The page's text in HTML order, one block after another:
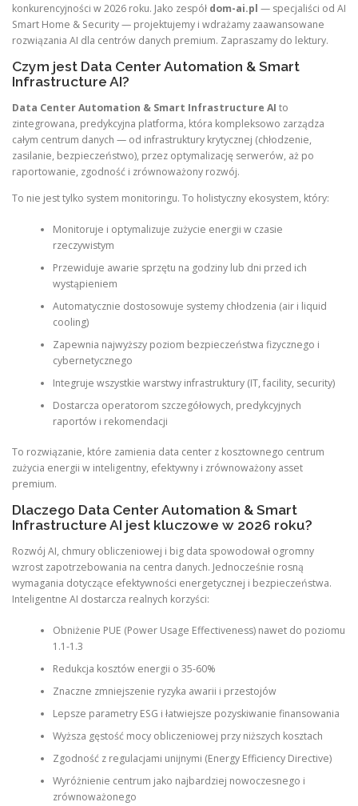
konkurencyjności w 2026 roku. Jako zespół dom-ai.pl — specjaliści od AI
Smart Home & Security — projektujemy i wdrażamy zaawansowane
rozwiązania AI dla centrów danych premium. Zapraszamy do lektury.
Czym jest Data Center Automation & Smart
Infrastructure AI?
Data Center Automation & Smart Infrastructure AI to
zintegrowana, predykcyjna platforma, która kompleksowo zarządza
całym centrum danych — od infrastruktury krytycznej (chłodzenie,
zasilanie, bezpieczeństwo), przez optymalizację serwerów, aż po
raportowanie, zgodność i zrównoważony rozwój.
To nie jest tylko system monitoringu. To holistyczny ekosystem, który:
Monitoruje i optymalizuje zużycie energii w czasie
rzeczywistym
Przewiduje awarie sprzętu na godziny lub dni przed ich
wystąpieniem
Automatycznie dostosowuje systemy chłodzenia (air i liquid
cooling)
Zapewnia najwyższy poziom bezpieczeństwa fizycznego i
cybernetycznego
Integruje wszystkie warstwy infrastruktury (IT, facility, security)
Dostarcza operatorom szczegółowych, predykcyjnych
raportów i rekomendacji
To rozwiązanie, które zamienia data center z kosztownego centrum
zużycia energii w inteligentny, efektywny i zrównoważony asset
premium.
Dlaczego Data Center Automation & Smart
Infrastructure AI jest kluczowe w 2026 roku?
Rozwój AI, chmury obliczeniowej i big data spowodował ogromny
wzrost zapotrzebowania na centra danych. Jednocześnie rosną
wymagania dotyczące efektywności energetycznej i bezpieczeństwa.
Inteligentne AI dostarcza realnych korzyści:
Obniżenie PUE (Power Usage Effectiveness) nawet do poziomu
1.1-1.3
Redukcja kosztów energii o 35-60%
Znaczne zmniejszenie ryzyka awarii i przestojów
Lepsze parametry ESG i łatwiejsze pozyskiwanie finansowania
Wyższa gęstość mocy obliczeniowej przy niższych kosztach
Zgodność z regulacjami unijnymi (Energy Efficiency Directive)
Wyróżnienie centrum jako najbardziej nowoczesnego i
zrównoważonego